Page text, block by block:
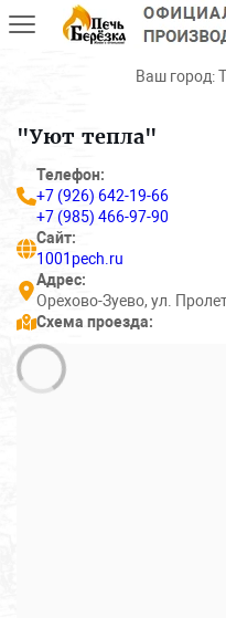
Ваш город:
"Уют тепла"
Телефон:
+7 (926) 642-19-66
+7 (985) 466-97-90
Сайт:
1001pech.ru
Адрес:
Орехово-Зуево, ул.
Схема проезда: